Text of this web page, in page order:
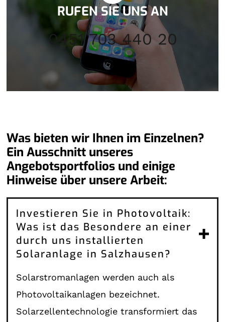
RUFEN SIE UNS AN
0451 703 440 20
Was bieten wir Ihnen im Einzelnen?
Ein Ausschnitt unseres
Angebotsportfolios und einige
Hinweise über unsere Arbeit:
Investieren Sie in Photovoltaik:
Was ist das Besondere an einer
durch uns installierten
Solaranlage in Salzhausen?
Solarstromanlagen werden auch als
Photovoltaikanlagen bezeichnet.
Solarzellentechnologie transformiert das